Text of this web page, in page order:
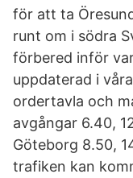
för att ta
runt om i södra
förbered inför
uppdaterad i
ordertavla och
avgångar 6.40,
Göteborg 8.50,
trafiken kan